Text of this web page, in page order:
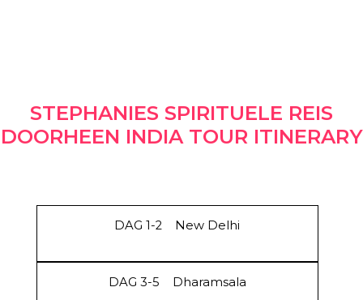
STEPHANIES SPIRITUELE REIS
DOORHEEN INDIA TOUR ITINERARY
DAG 1-2 New Delhi
DAG 3-5 Dharamsala